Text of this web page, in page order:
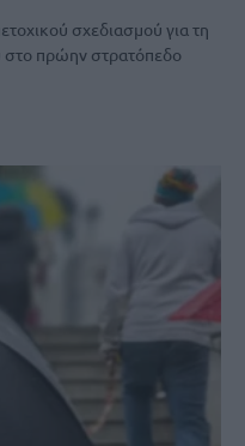
σχεδιασμού για τη
στο πρώην στρατόπεδο